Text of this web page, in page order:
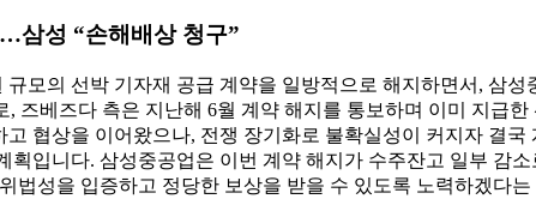
삼성 “손해배상 청구”
모의 선박 기자재 공급 계약을 일방적으로 해지하면서, 삼
즈베즈다 측은 지난해 6월 계약 해지를 통보하며 이미 지급
협상을 이어왔으나, 전쟁 장기화로 불확실성이 커지자 결
입니다. 삼성중공업은 이번 계약 해지가 수주잔고 일부 감
법성을 입증하고 정당한 보상을 받을 수 있도록 노력하겠다는